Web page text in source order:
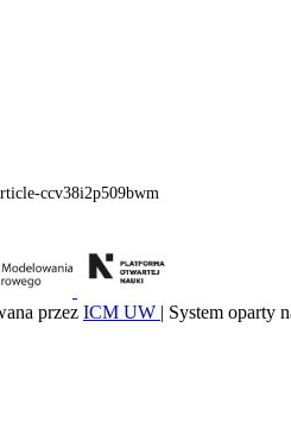
ccv38i2p509bwm
przez ICM UW | System oparty